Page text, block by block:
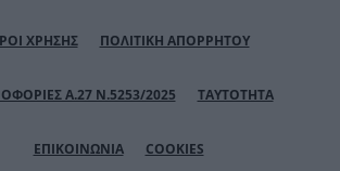
ΧΡΗΣΗΣ ΠΟΛΙΤΙΚΗ ΑΠΟΡΡΗΤΟΥ
Α.27 Ν.5253/2025 ΤΑΥΤΟΤΗΤΑ
ΕΠΙΚΟΙΝΩΝΙΑ COOKIES